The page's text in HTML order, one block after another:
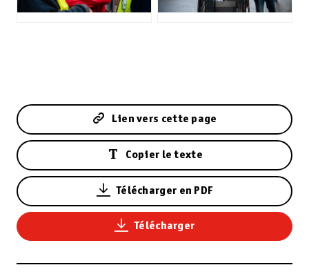
JPG
Lien vers cette page
Copier le texte
Télécharger en PDF
Télécharger